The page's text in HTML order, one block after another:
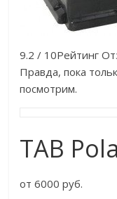
9.2 / 10Рейтинг
Правда, пока
посмотрим.
TAB
от 6000 руб.